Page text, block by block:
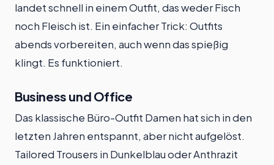
landet schnell in einem Outfit, das weder Fisch
noch Fleisch ist. Ein einfacher Trick: Outfits
abends vorbereiten, auch wenn das spießig
klingt. Es funktioniert.
Business und Office
Das klassische Büro-Outfit Damen hat sich in den
letzten Jahren entspannt, aber nicht aufgelöst.
Tailored Trousers in Dunkelblau oder Anthrazit